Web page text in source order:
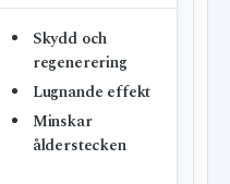
Skydd och
regenerering
Lugnande effekt
Minskar
ålderstecken